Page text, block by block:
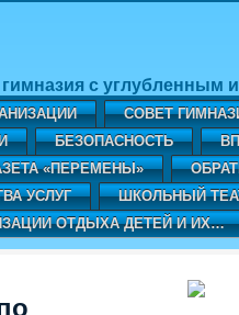
с углубленным
СОВЕТ
БЕЗОПАСНОСТЬ
«ПЕРЕМЕНЫ»
УСЛУГ ШКОЛЬНЫЙ
ОТДЫХА ДЕТЕЙ И ИХ…